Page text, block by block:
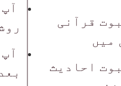
قرآنی
میں
احادیث